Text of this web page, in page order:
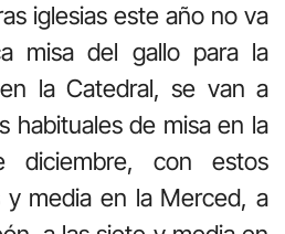
iglesias este año no va
misa del gallo para la
la Catedral, se van a
habituales de misa en la
con estos
y media en la Merced, a